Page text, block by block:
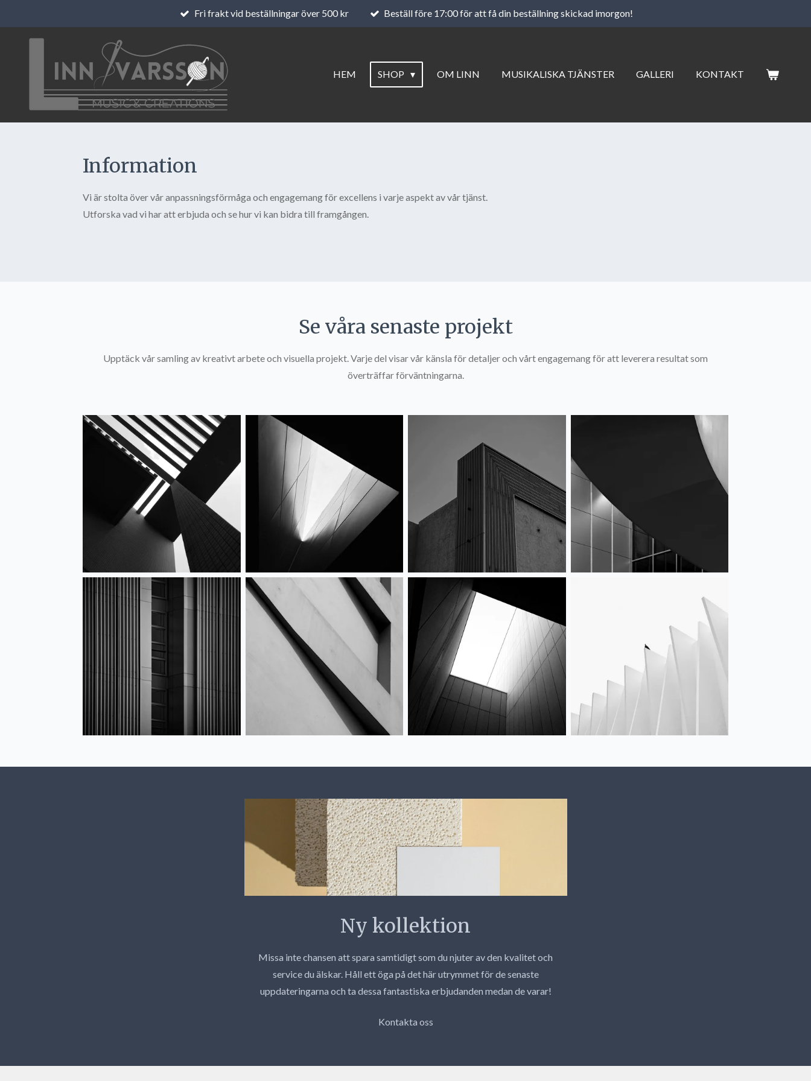
till
Fri frakt vid beställningar över 500 kr Beställ före 17:00 för att få din beställning skickad imorgon!
HEM SHOP OM LINN MUSIKALISKA TJÄNSTER GALLERI KONTAKT
Information
Vi är stolta över vår anpassningsförmåga och engagemang för excellens i varje aspekt av vår tjänst.
Utforska vad vi har att erbjuda och se hur vi kan bidra till framgången.
Se våra senaste projekt
Upptäck vår samling av kreativt arbete och visuella projekt. Varje del visar vår känsla för detaljer och vårt engagemang för att leverera resultat som
överträffar förväntningarna.
Ny kollektion
Missa inte chansen att spara samtidigt som du njuter av den kvalitet och
service du älskar. Håll ett öga på det här utrymmet för de senaste
uppdateringarna och ta dessa fantastiska erbjudanden medan de varar!
Kontakta oss